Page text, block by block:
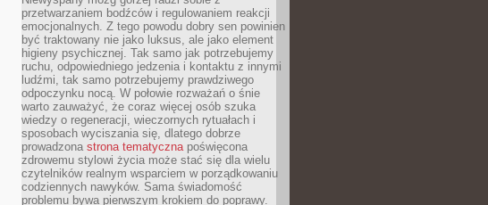
przetwarzaniem bodźców i regulowaniem reakcji
emocjonalnych. Z tego powodu dobry sen powinien
być traktowany nie jako luksus, ale jako element
higieny psychicznej. Tak samo jak potrzebujemy
ruchu, odpowiedniego jedzenia i kontaktu z innymi
ludźmi, tak samo potrzebujemy prawdziwego
odpoczynku nocą. W połowie rozważań o śnie
warto zauważyć, że coraz więcej osób szuka
wiedzy o regeneracji, wieczornych rytuałach i
sposobach wyciszania się, dlatego dobrze
prowadzona strona tematycznapoświęcona
zdrowemu stylowi życia może stać się dla wielu
czytelników realnym wsparciem w porządkowaniu
codziennych nawyków. Sama świadomość
problemu bywa pierwszym krokiem do poprawy.